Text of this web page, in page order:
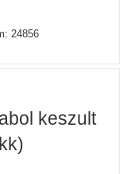
24856
keszult